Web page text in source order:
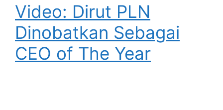
Video: Dirut PLN
Dinobatkan Sebagai
CEO of The Year